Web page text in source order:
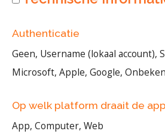
Authenticatie
Geen, Username (lokaal account),
Microsoft, Apple, Google,
Op welk platform draait de
App, Computer, Web